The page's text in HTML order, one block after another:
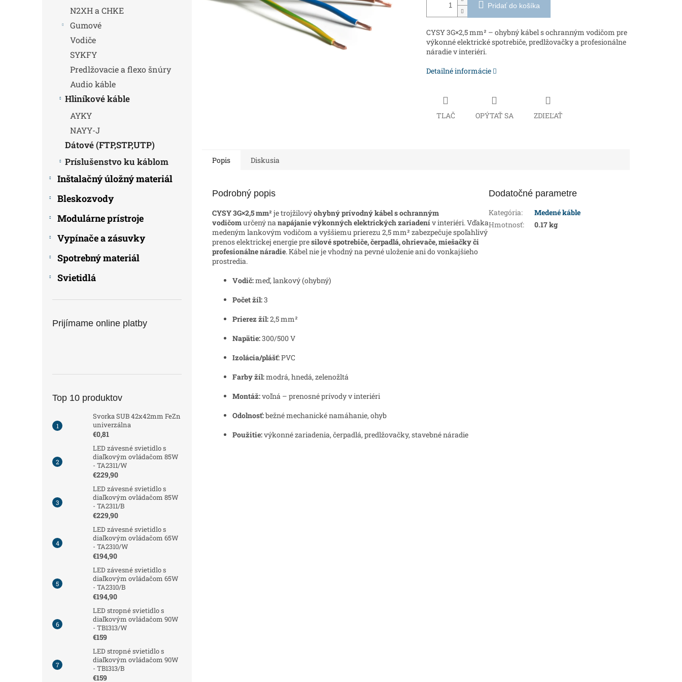
N2XH a CHKE
Gumové
Vodiče
SYKFY
Predlžovacie a flexo šnúry
Audio káble
Hliníkové káble
AYKY
NAYY-J
Dátové (FTP,STP,UTP)
Príslušenstvo ku káblom
Inštalačný úložný materiál
Bleskozvody
Modulárne prístroje
Vypínače a zásuvky
Spotrebný materiál
Svietidlá
Prijímame online platby
Top 10 produktov
Svorka SUB 42x42mm FeZn
univerzálna
€0,81
LED závesné svietidlo s
diaľkovým ovládačom 85W
- TA2311/W
€229,90
LED závesné svietidlo s
diaľkovým ovládačom 85W
- TA2311/B
€229,90
LED závesné svietidlo s
diaľkovým ovládačom 65W
- TA2310/W
€194,90
LED závesné svietidlo s
diaľkovým ovládačom 65W
- TA2310/B
€194,90
LED stropné svietidlo s
diaľkovým ovládačom 90W
- TB1313/W
€159
LED stropné svietidlo s
diaľkovým ovládačom 90W
- TB1313/B
€159
Pridať do košíka
CYSY 3G×2,5 mm² – ohybný kábel s ochranným vodičom pre
výkonné elektrické spotrebiče, predlžovačky a profesionálne
náradie v interiéri.
Detailné informácie
TLAČ OPÝTAŤ SA ZDIEĽAŤ
Popis Diskusia
Podrobný popis
CYSY 3G×2,5 mm² je trojžilovýohybný prívodný kábel s ochranným
vodičomurčený nanapájanie výkonných elektrických zariadenív interiéri. Vďaka
medeným lankovým vodičom a vyššiemu prierezu 2,5 mm² zabezpečuje spoľahlivý
prenos elektrickej energie presilové spotrebiče, čerpadlá, ohrievače, miešačky či
profesionálne náradie. Kábel nie je vhodný na pevné uloženie ani do vonkajšieho
prostredia.
Vodič:meď, lankový (ohybný)
Počet žíl:3
Prierez žíl:2,5 mm²
Napätie:300/500 V
Izolácia/plášť:PVC
Farby žíl:modrá, hnedá, zelenožltá
Montáž:voľná – prenosné prívody v interiéri
Odolnosť:bežné mechanické namáhanie, ohyb
Použitie:výkonné zariadenia, čerpadlá, predlžovačky, stavebné náradie
Dodatočné parametre
Kategória:
Medené káble
Hmotnosť: 0.17 kg